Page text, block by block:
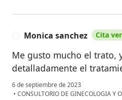
Monica sanchez Cita
Me gusto mucho el trato,
detalladamente el
6 de septiembre de 2023
• CONSULTORIO DE GINECOLOGIA Y